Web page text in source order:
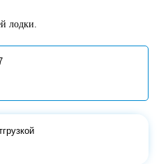
лодки.